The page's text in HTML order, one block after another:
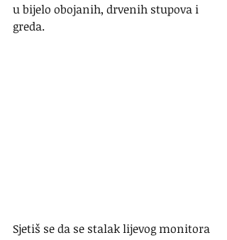
u bijelo obojanih, drvenih stupova i
greda.
Sjetiš se da se stalak lijevog monitora